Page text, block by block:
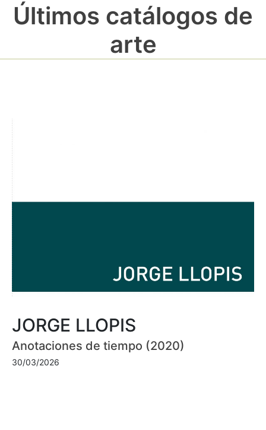
Últimos catálogos de
arte
JORGE LLOPIS
Anotaciones de tiempo (2020)
30/03/2026